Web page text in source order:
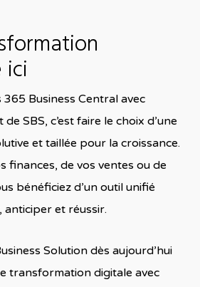
ici
Business Central avec
SBS, c’est faire le choix d’une
et taillée pour la croissance.
finances, de vos ventes ou de
bénéficiez d’un outil unifié
et réussir.
Solution dès aujourd’hui
transformation digitale avec